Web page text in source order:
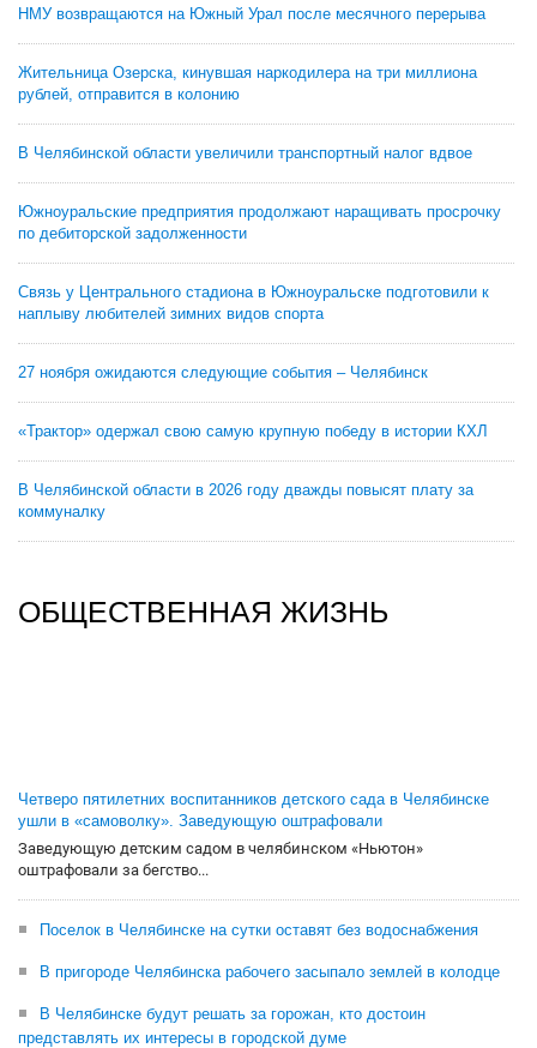
НМУ возвращаются на Южный Урал после месячного перерыва
Жительница Озерска, кинувшая наркодилера на три миллиона
рублей, отправится в колонию
В Челябинской области увеличили транспортный налог вдвое
Южноуральские предприятия продолжают наращивать просрочку
по дебиторской задолженности
Связь у Центрального стадиона в Южноуральске подготовили к
наплыву любителей зимних видов спорта
27 ноября ожидаются следующие события – Челябинск
«Трактор» одержал свою самую крупную победу в истории КХЛ
В Челябинской области в 2026 году дважды повысят плату за
коммуналку
ОБЩЕСТВЕННАЯ ЖИЗНЬ
Четверо пятилетних воспитанников детского сада в Челябинске
ушли в «самоволку». Заведующую оштрафовали
Заведующую детским садом в челябинском «Ньютон»
оштрафовали за бегство...
Поселок в Челябинске на сутки оставят без водоснабжения
В пригороде Челябинска рабочего засыпало землей в колодце
В Челябинске будут решать за горожан, кто достоин
представлять их интересы в городской думе